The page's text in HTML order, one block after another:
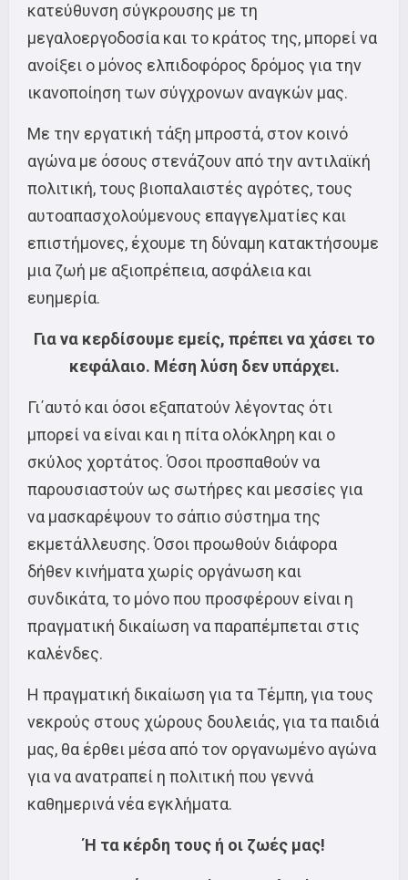
κατεύθυνση σύγκρουσης με τη
μεγαλοεργοδοσία και το κράτος της, μπορεί να
ανοίξει ο μόνος ελπιδοφόρος δρόμος για την
ικανοποίηση των σύγχρονων αναγκών μας.
Με την εργατική τάξη μπροστά, στον κοινό
αγώνα με όσους στενάζουν από την αντιλαϊκή
πολιτική, τους βιοπαλαιστές αγρότες, τους
αυτοαπασχολούμενους επαγγελματίες και
επιστήμονες, έχουμε τη δύναμη κατακτήσουμε
μια ζωή με αξιοπρέπεια, ασφάλεια και
ευημερία.
Για να κερδίσουμε εμείς, πρέπει να χάσει το
κεφάλαιο. Μέση λύση δεν υπάρχει.
Γι΄αυτό και όσοι εξαπατούν λέγοντας ότι
μπορεί να είναι και η πίτα ολόκληρη και ο
σκύλος χορτάτος. Όσοι προσπαθούν να
παρουσιαστούν ως σωτήρες και μεσσίες για
να μασκαρέψουν το σάπιο σύστημα της
εκμετάλλευσης. Όσοι προωθούν διάφορα
δήθεν κινήματα χωρίς οργάνωση και
συνδικάτα, το μόνο που προσφέρουν είναι η
πραγματική δικαίωση να παραπέμπεται στις
καλένδες.
Η πραγματική δικαίωση για τα Τέμπη, για τους
νεκρούς στους χώρους δουλειάς, για τα παιδιά
μας, θα έρθει μέσα από τον οργανωμένο αγώνα
για να ανατραπεί η πολιτική που γεννά
καθημερινά νέα εγκλήματα.
Ή τα κέρδη τους ή οι ζωές μας!